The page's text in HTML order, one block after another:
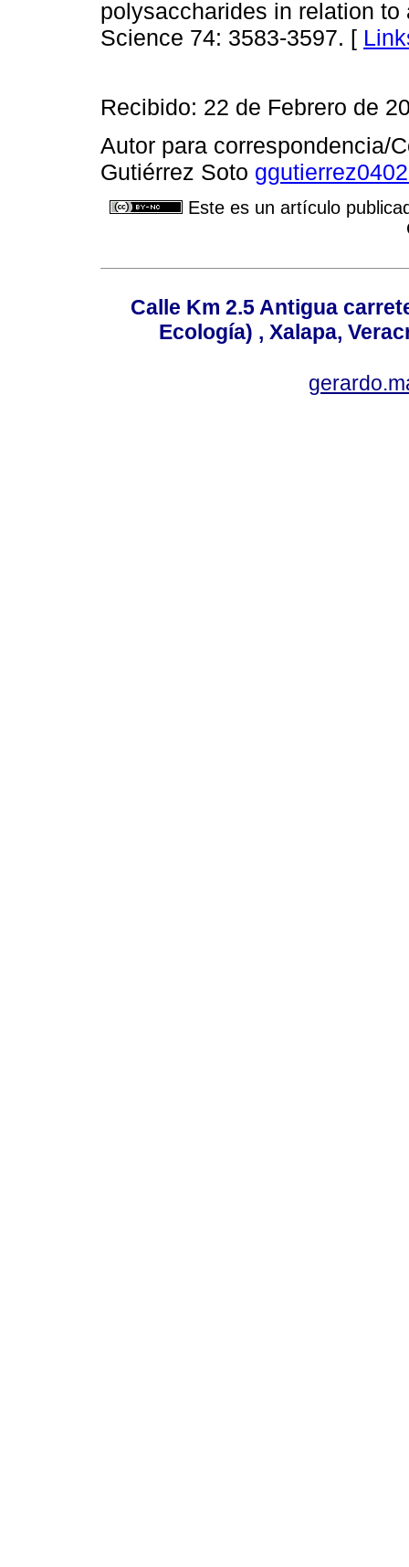
polysaccharides in relation
Science 74: 3583-3597. [
Recibido: 22 de Febrero de
Autor para correspondencia/
Gutiérrez Soto
Este es un artículo
Calle Km 2.5 Antigua
Ecología) , Xalapa,